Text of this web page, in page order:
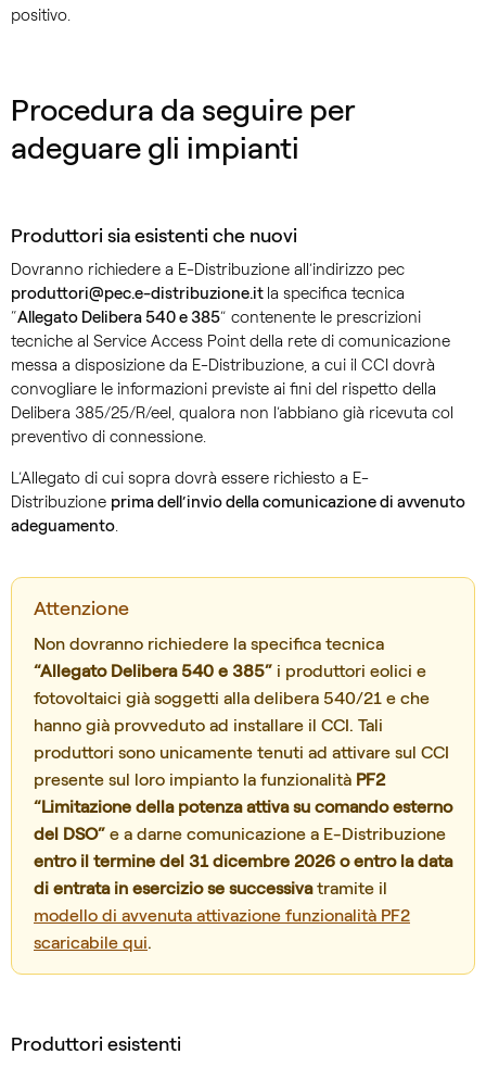
positivo.
Procedura da seguire per
adeguare gli impianti
Produttori sia esistenti che nuovi
Dovranno richiedere a E-Distribuzione all’indirizzo pec
produttori@pec.e-distribuzione.it la specifica tecnica
“Allegato Delibera 540 e 385” contenente le prescrizioni
tecniche al Service Access Point della rete di comunicazione
messa a disposizione da E-Distribuzione, a cui il CCI dovrà
convogliare le informazioni previste ai fini del rispetto della
Delibera 385/25/R/eel, qualora non l’abbiano già ricevuta col
preventivo di connessione.
L’Allegato di cui sopra dovrà essere richiesto a E-
Distribuzione prima dell’invio della comunicazione di avvenuto
adeguamento.
Attenzione
Non dovranno richiedere la specifica tecnica
“Allegato Delibera 540 e 385” i produttori eolici e
fotovoltaici già soggetti alla delibera 540/21 e che
hanno già provveduto ad installare il CCI. Tali
produttori sono unicamente tenuti ad attivare sul CCI
presente sul loro impianto la funzionalità PF2
“Limitazione della potenza attiva su comando esterno
del DSO” e a darne comunicazione a E-Distribuzione
entro il termine del 31 dicembre 2026 o entro la data
di entrata in esercizio se successivatramite il
modello di avvenuta attivazione funzionalità PF2
scaricabile qui.
Produttori esistenti